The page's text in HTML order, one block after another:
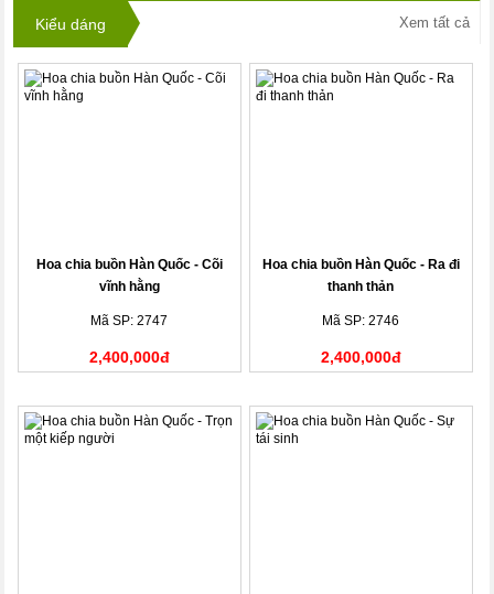
Kiểu dáng Xem tất cả
Hoa chia buồn Hàn Quốc - Cõi
vĩnh hằng
Mã SP: 2747
2,400,000đ
Hoa chia buồn Hàn Quốc - Ra đi
thanh thản
Mã SP: 2746
2,400,000đ